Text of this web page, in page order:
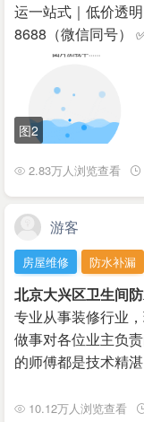
运一站式｜低价透
8688（微信同号）
图2
2.83万人浏览查看
游客
房屋维修 防水补漏
北京大兴区卫生间
专业从事装修行业
做事对各位业主负
的师傅都是技术精
10.12万人浏览查看